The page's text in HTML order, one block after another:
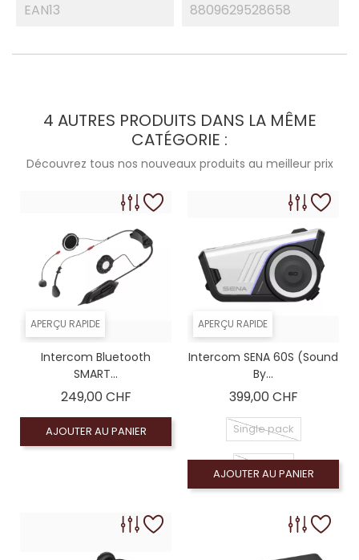
EAN13 8809629528658
4 AUTRES PRODUITS DANS LA MÊME
CATÉGORIE :
Découvrez tous nos nouveaux produits au meilleur prix
APERÇU RAPIDE
Intercom Bluetooth
SMART...
249,00 CHFPrix
AJOUTER AU PANIER
APERÇU RAPIDE
Intercom SENA 60S (sound
By...
399,00 CHFPrix
Single pack
DuoPack
AJOUTER AU PANIER